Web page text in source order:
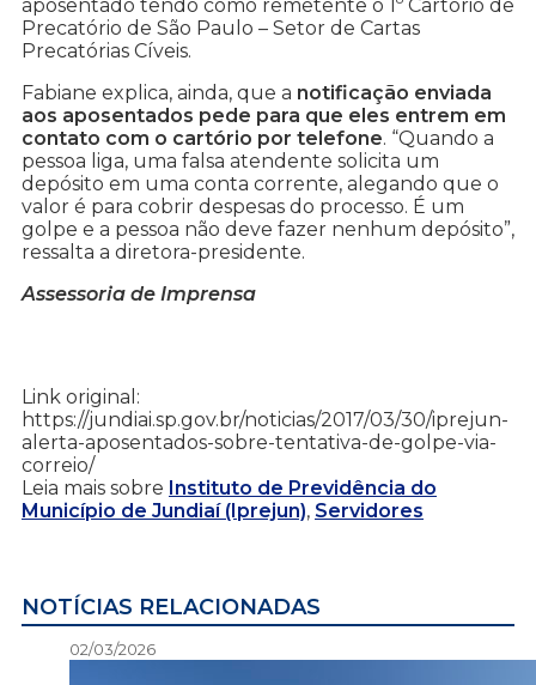
aposentado tendo como remetente o 1º Cartório de
Precatório de São Paulo – Setor de Cartas
Precatórias Cíveis.
Fabiane explica, ainda, que a notificação enviada
aos aposentados pede para que eles entrem em
contato com o cartório por telefone. “Quando a
pessoa liga, uma falsa atendente solicita um
depósito em uma conta corrente, alegando que o
valor é para cobrir despesas do processo. É um
golpe e a pessoa não deve fazer nenhum depósito”,
ressalta a diretora-presidente.
Assessoria de Imprensa
Link original:
https://jundiai.sp.gov.br/noticias/2017/03/30/iprejun-
alerta-aposentados-sobre-tentativa-de-golpe-via-
correio/
Leia mais sobre Instituto de Previdência do
Município de Jundiaí (Iprejun), Servidores
NOTÍCIAS RELACIONADAS
02/03/2026